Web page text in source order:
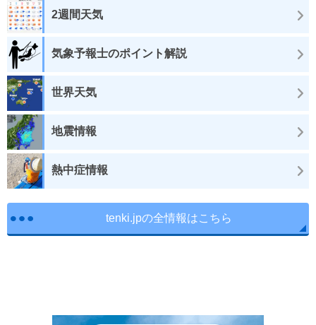
2週間天気
気象予報士のポイント解説
世界天気
地震情報
熱中症情報
tenki.jpの全情報はこちら